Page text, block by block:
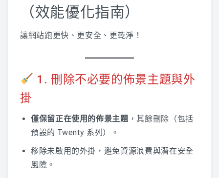
（效能優化指南）
讓網站跑更快、更安全、更乾淨！
1. 刪除不必要的佈景主題與外
掛
僅保留正在使用的佈景主題，其餘刪除（包括
預設的 Twenty 系列）。
移除未啟用的外掛，避免資源浪費與潛在安全
風險。